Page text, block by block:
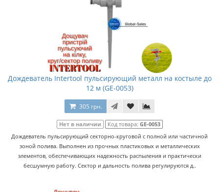
Дождеватель Intertool пульсирующий металл на костыле до
12 м (GE-0053)
305 грн.
Нет в наличии Код товара: GE-0053
Дождеватель пульсирующий секторно-круговой с полной или частичной
зоной полива. Выполнен из прочных пластиковых и металлических
элементов, обеспечивающих надежность распыления и практически
бесшумную работу. Сектор и дальность полива регулируются д..